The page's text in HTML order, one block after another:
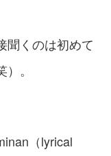
聞くのは初めて
。
（lyrical